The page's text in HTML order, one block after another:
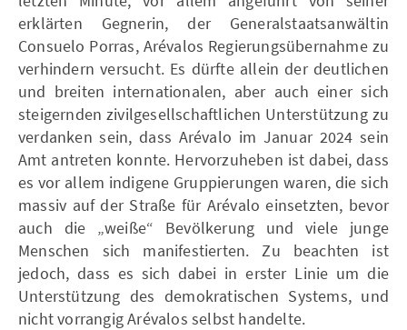
erklärten Gegnerin, der Generalstaatsanwältin
Consuelo Porras, Arévalos Regierungsübernahme zu
verhindern versucht. Es dürfte allein der deutlichen
und breiten internationalen, aber auch einer sich
steigernden zivilgesellschaftlichen Unterstützung zu
verdanken sein, dass Arévalo im Januar 2024 sein
Amt antreten konnte. Hervorzuheben ist dabei, dass
es vor allem indigene Gruppierungen waren, die sich
massiv auf der Straße für Arévalo einsetzten, bevor
auch die „weiße“ Bevölkerung und viele junge
Menschen sich manifestierten. Zu beachten ist
jedoch, dass es sich dabei in erster Linie um die
Unterstützung des demokratischen Systems, und
nicht vorrangig Arévalos selbst handelte.